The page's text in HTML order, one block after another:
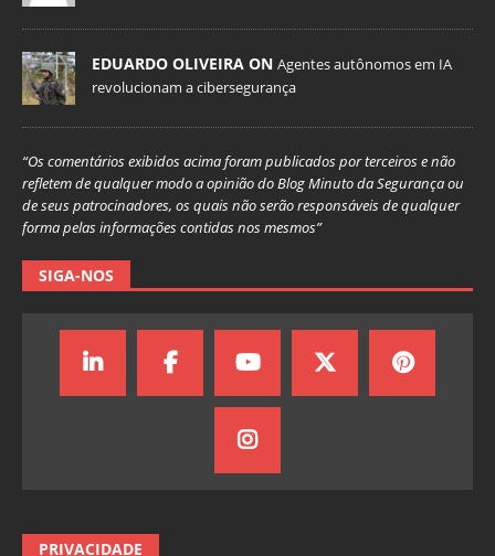
EDUARDO OLIVEIRA ON Agentes autônomos em IA
revolucionam a cibersegurança
“Os comentários exibidos acima foram publicados por terceiros e não
refletem de qualquer modo a opinião do Blog Minuto da Segurança ou
de seus patrocinadores, os quais não serão responsáveis de qualquer
forma pelas informações contidas nos mesmos”
SIGA-NOS
PRIVACIDADE